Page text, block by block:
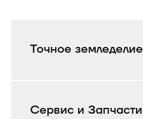
Точное земледелие
Сервис и Запчасти